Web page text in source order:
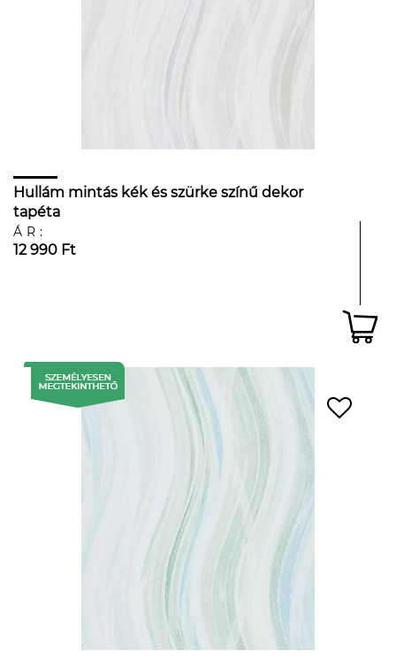
Hullám mintás kék és szürke színű dekor
tapéta
ÁR:
12 990 Ft